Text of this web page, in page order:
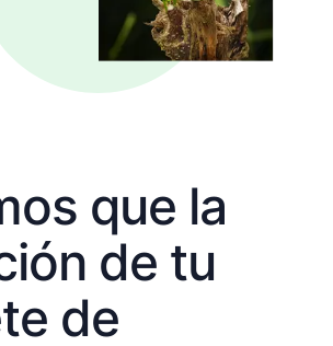
que la
de tu
de